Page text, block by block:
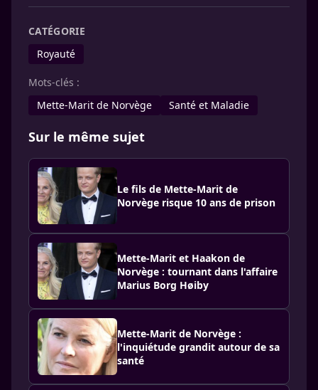
CATÉGORIE
Royauté
Mots-clés :
Mette-Marit de Norvège
Santé et Maladie
Sur le même sujet
Le fils de Mette-Marit de
Norvège risque 10 ans de prison
Mette-Marit et Haakon de
Norvège : tournant dans l'affaire
Marius Borg Høiby
Mette-Marit de Norvège :
l'inquiétude grandit autour de sa
santé